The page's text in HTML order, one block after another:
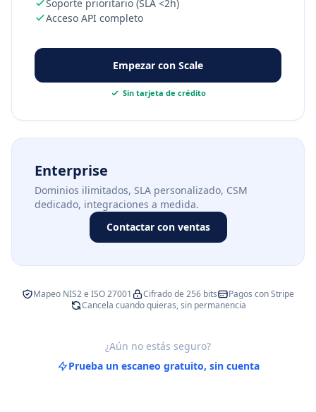
Soporte prioritario (SLA <2h)
Acceso API completo
Empezar con Scale
Sin tarjeta de crédito
Enterprise
Dominios ilimitados, SLA personalizado, CSM
dedicado, integraciones a medida.
Contactar con ventas
Mapeo NIS2 e ISO 27001 Cifrado de 256 bits
Pagos con Stripe
Cancela cuando quieras, sin permanencia
¿Aún no estás seguro?
Prueba un escaneo gratuito, sin cuenta